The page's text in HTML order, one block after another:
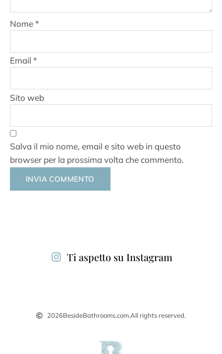
Nome*
Email *
Sito web
Salva il mio nome, email e sito web in questo
browser per la prossima volta che commento.
Ti aspetto su Instagram
2026BesideBathrooms.com.All rights reserved.